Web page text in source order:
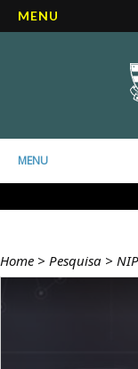
MENU
MENU
Home > Pesquisa > NIP